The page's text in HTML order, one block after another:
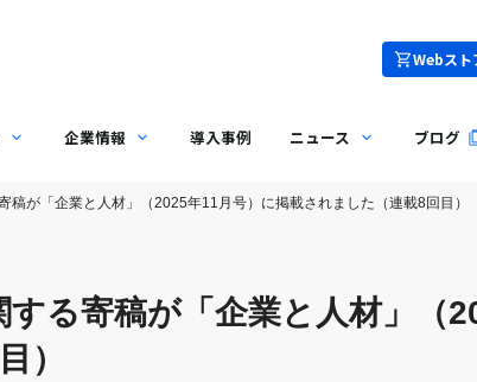
Webスト
企業情報 導入事例 ニュース ブログ
稿が「企業と人材」（2025年11月号）に掲載されました（連載8回目）
る寄稿が「企業と人材」（
）